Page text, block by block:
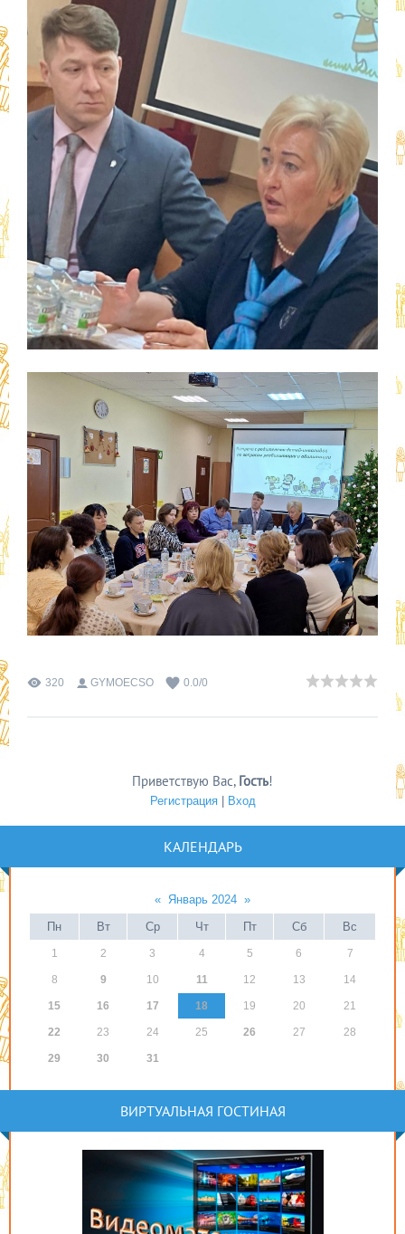
320 GYMOECSO 0.0/0
Приветствую Вас, Гость!
Регистрация| Вход
КАЛЕНДАРЬ
« Январь 2024 »
Пн
Вт Ср Чт Пт Сб Вс
1 2 3 4 5 6 7
8 9 10 11 12 13 14
15 16 17 18 19 20 21
22 23 24 25 26 27 28
29 30 31
ВИРТУАЛЬНАЯ ГОСТИНАЯ